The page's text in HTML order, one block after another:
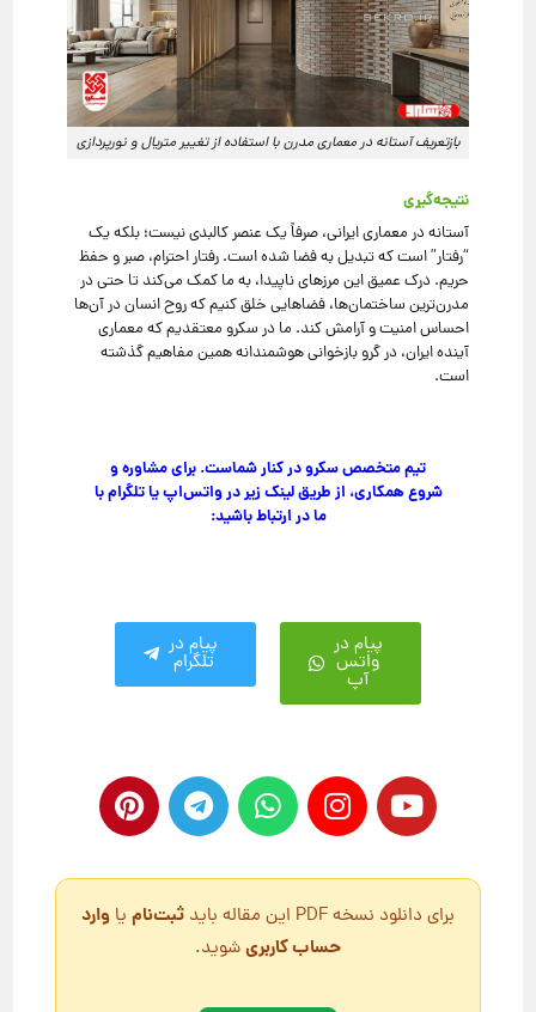
بازتعریف آستانه در معماری مدرن با استفاده از تغییر متریال و نورپردازی
نتیجه‌گیری
آستانه در معماری ایرانی، صرفاً یک عنصر کالبدی نیست؛ بلکه یک
“رفتار” است که تبدیل به فضا شده است. رفتار احترام، صبر و حفظ
حریم. درک عمیق این مرزهای ناپیدا، به ما کمک می‌کند تا حتی در
مدرن‌ترین ساختمان‌ها، فضاهایی خلق کنیم که روح انسان در آن‌ها
احساس امنیت و آرامش کند. ما در سکرو معتقدیم که معماری
آینده ایران، در گرو بازخوانی هوشمندانه همین مفاهیم گذشته
است.
تیم متخصص سکرو در کنار شماست. برای مشاوره و
شروع همکاری، از طریق لینک زیر در واتس‌اپ یا تلگرام با
ما در ارتباط باشید:
پیام در
واتس
آپ
پیام در
تلگرام
برای دانلود نسخه PDF این مقاله باید ثبت‌نام یا وارد
حساب کاربریشوید.